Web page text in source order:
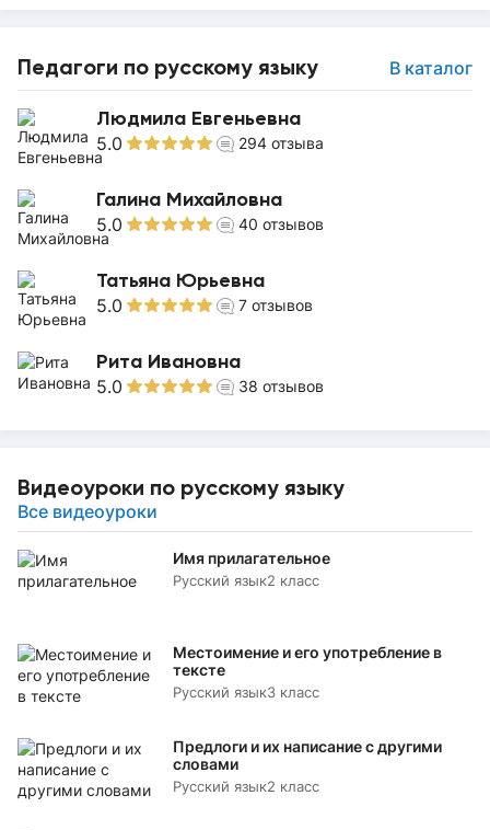
Педагоги по русскому языку В каталог
Людмила Евгеньевна
5.0 294 отзыва
Галина Михайловна
5.0 40 отзывов
Татьяна Юрьевна
5.0 7 отзывов
Рита Ивановна
5.0 38 отзывов
Видеоуроки по русскому языку
Все видеоуроки
Имя прилагательное
Русский язык2 класс
Местоимение и его употребление в
тексте
Русский язык3 класс
Предлоги и их написание с другими
словами
Русский язык2 класс